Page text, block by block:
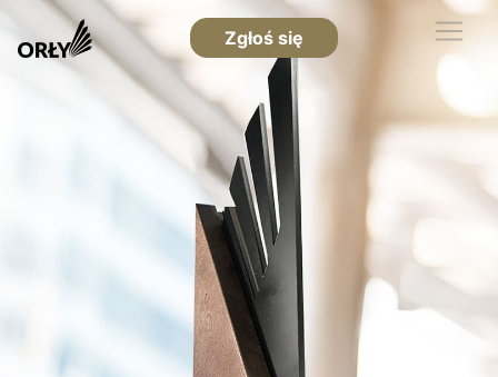
Zgłoś się